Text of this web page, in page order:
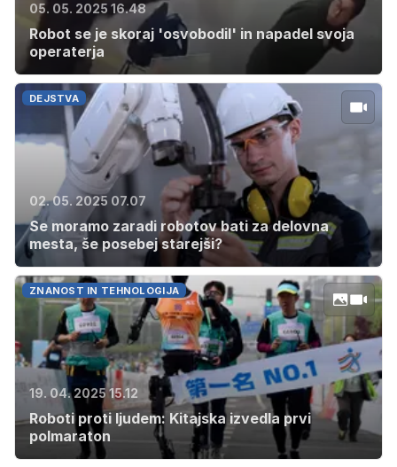
05. 05. 2025 16.48
Robot se je skoraj 'osvobodil' in napadel svoja
operaterja
DEJSTVA
02. 05. 2025 07.07
Se moramo zaradi robotov bati za delovna
mesta, še posebej starejši?
ZNANOST IN TEHNOLOGIJA
19. 04. 2025 15.12
Roboti proti ljudem: Kitajska izvedla prvi
polmaraton